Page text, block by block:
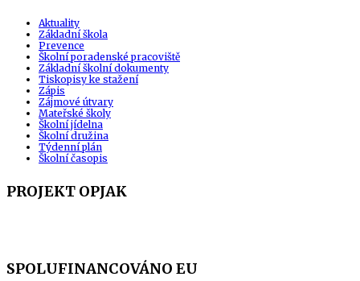
Aktuality
Základní škola
Prevence
Školní poradenské pracoviště
Základní školní dokumenty
Tiskopisy ke stažení
Zápis
Zájmové útvary
Mateřské školy
Školní jídelna
Školní družina
Týdenní plán
Školní časopis
PROJEKT OPJAK
SPOLUFINANCOVÁNO EU